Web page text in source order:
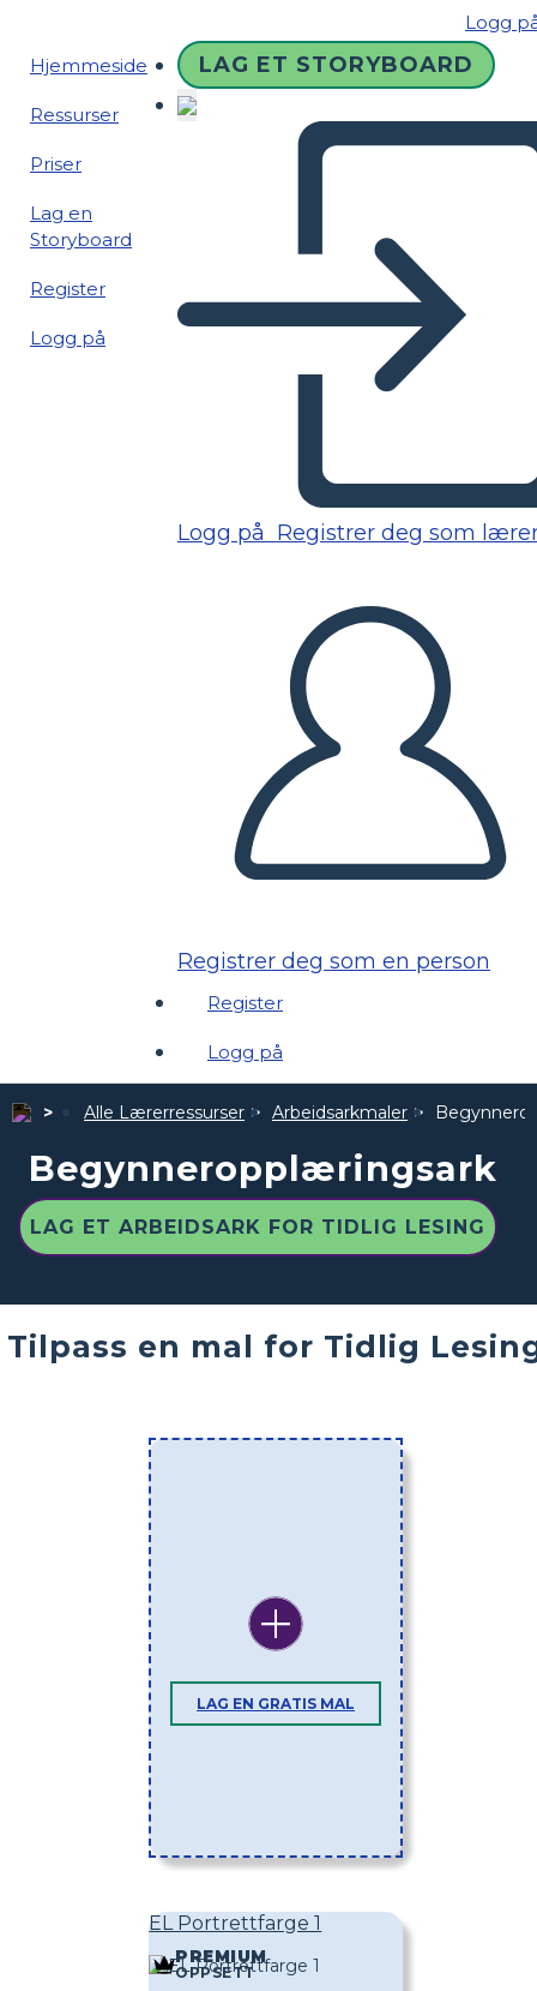
Logg
Hjemmeside
Ressurser
Priser
Lag en
Storyboard
Register
Logg på
LAG ET STORYBOARD
Logg på Registrer deg som
Registrer deg som en person
Register
Logg på
Alle Lærerressurser Arbeidsarkmaler
Begynneropplæringsark
LAG ET ARBEIDSARK FOR TIDLIG LESING
Tilpass en mal for Tidlig
LAG EN GRATIS MAL
EL Portrettfarge 1
PREMIUM
OPPSETT